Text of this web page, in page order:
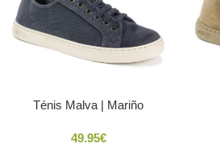
Ténis Malva | Mariño
49.95€